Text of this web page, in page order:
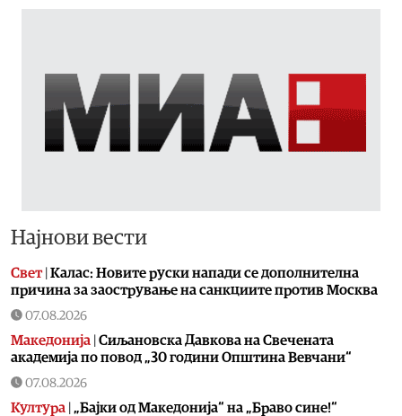
Најнови вести
Свет| Калас: Новите руски напади се дополнителна
причина за заострување на санкциите против Москва
07.08.2026
Македонија Сиљановска Давкова на Свечената
академија по повод „30 години Општина Вевчани“
07.08.2026
Култура „Бајки од Македонија“ на „Браво сине!“